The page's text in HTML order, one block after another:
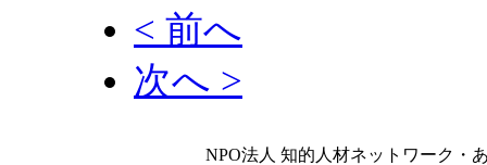
< 前へ
次へ >
NPO法人 知的人材ネットワーク・